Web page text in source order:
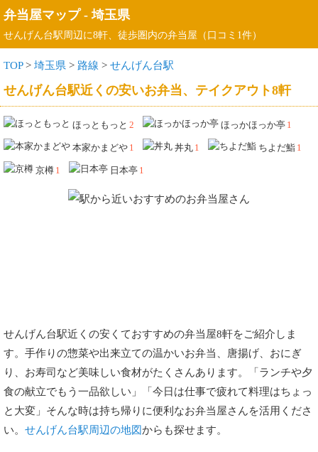
弁当屋マップ-埼玉県
せんげん台駅周辺に8軒、徒歩圏内の弁当屋（口コミ1件）
TOP> 埼玉県 > 路線 > せんげん台駅
せんげん台駅近くの安いお弁当、テイクアウト8軒
ほっともっと 2 ほっかほっか亭 1
本家かまどや 1 丼丸 1 ちよだ鮨 1
京樽 1 日本亭 1
せんげん台駅近くの安くておすすめの弁当屋8軒をご紹介しま
す。手作りの惣菜や出来立ての温かいお弁当、唐揚げ、おにぎ
り、お寿司など美味しい食材がたくさんあります。「ランチや夕
食の献立でもう一品欲しい」「今日は仕事で疲れて料理はちょっ
と大変」そんな時は持ち帰りに便利なお弁当屋さんを活用くださ
い。 せんげん台駅周辺の地図からも探せます。